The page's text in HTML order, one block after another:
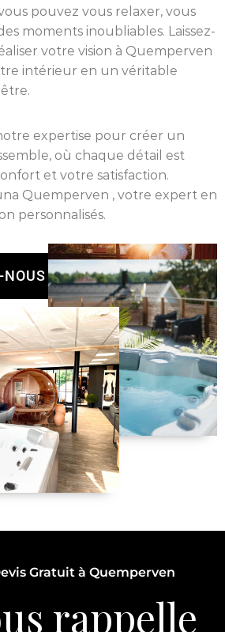
pouvez vous relaxer, vous
moments inoubliables. Laissez-
votre vision à Quemperven
intérieur en un véritable
expertise pour créer un
où chaque détail est
et votre satisfaction.
Quemperven , votre expert en
personnalisés.
Gratuit à Quemperven
rappelle